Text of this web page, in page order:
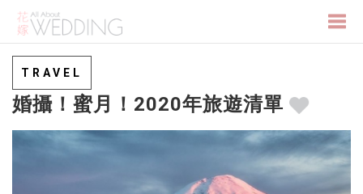
TRAVEL
婚攝！蜜月！2020年旅遊清單